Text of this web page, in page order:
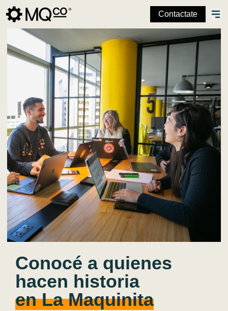
Contactate
Conocé a quienes
hacen historia
en La Maquinita